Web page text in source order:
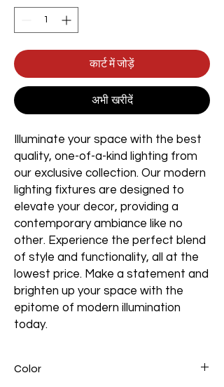
कार्ट में जोड़ें
अभी खरीदें
Illuminate your space with the best
quality, one-of-a-kind lighting from
our exclusive collection. Our modern
lighting fixtures are designed to
elevate your decor, providing a
contemporary ambiance like no
other. Experience the perfect blend
of style and functionality, all at the
lowest price. Make a statement and
brighten up your space with the
epitome of modern illumination
today.
Color